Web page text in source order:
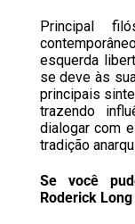
Principal
esquerda
se deve às
principais
trazendo
dialogar com
tradição
Se você
Roderick Long